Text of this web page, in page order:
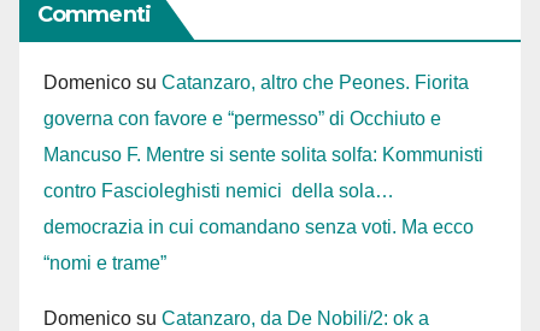
Commenti
Domenico su Catanzaro, altro che Peones. Fiorita
governa con favore e “permesso” di Occhiuto e
Mancuso F. Mentre si sente solita solfa: Kommunisti
contro Fascioleghisti nemici della sola…
democrazia in cui comandano senza voti. Ma ecco
“nomi e trame”
Domenico su Catanzaro, da De Nobili/2: ok a